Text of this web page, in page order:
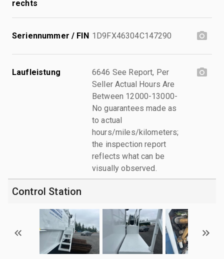
rechts
Seriennummer / FIN 1D9FX46304C147290
Laufleistung
6646 See Report, Per
Seller Actual Hours Are
Between 12000-13000-
No guarantees made as
to actual
hours/miles/kilometers;
the inspection report
reflects what can be
visually observed.
Control Station